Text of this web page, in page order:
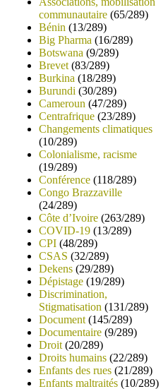
communautaire (65/289)
Bénin (13/289)
Big Pharma (16/289)
Botswana (9/289)
Brevet (83/289)
Burkina (18/289)
Burundi (30/289)
Cameroun (47/289)
Centrafrique (23/289)
Changements climatiques
(10/289)
Colonialisme, racisme
(19/289)
Conférence (118/289)
Congo Brazzaville
(24/289)
Côte d’Ivoire (263/289)
COVID-19 (13/289)
CPI (48/289)
CSAS (32/289)
Dekens (29/289)
Dépistage (19/289)
Discrimination,
Stigmatisation (131/289)
Document (145/289)
Documentaire (9/289)
Droit (20/289)
Droits humains (22/289)
Enfants des rues (21/289)
Enfants maltraités (10/289)